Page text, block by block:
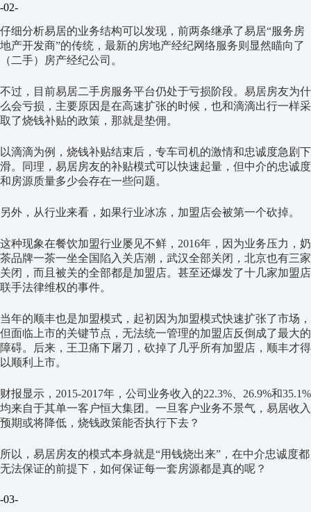
-02-
仔细分析易居的业务结构可以发现，前两条继承了易居“服务房
地产开发商”的传统，最新的房地产经纪网络服务则显然瞄向了
（二手）房产经纪公司。
不过，目前易居二手房服务平台仍处于亏损阶段。易居房友为什
么会亏损，主要原因是在高速扩张的时候，也和滴滴出行一样采
取了烧钱补贴的政策，那就是垫佣。
以滴滴为例，烧钱补贴结束后，专车司机的激情和忠诚度急剧下
滑。同理，易居房友的补贴模式可以快速起量，但中介的忠诚度
和房源质量多少会存在一些问题。
另外，从行业来看，如果行业冰冻，加盟店会被第一个砍掉。
这种现象在餐饮加盟行业屡见不鲜，2016年，因为业务压力，奶
茶品牌一茶一坐全国陷入关店潮，武汉全部关闭，北京也有三家
关闭，而且被关的全部都是加盟店。甚至还爆发了十几家加盟店
联手法律维权的事件。
当年的顺丰也是加盟模式，起初因为加盟模式快速扩张了市场，
但面临上市的关键节点，无法统一管理的加盟店反倒成了最大的
障碍。后来，王卫痛下屠刀，砍掉了几乎所有加盟店，顺丰才得
以顺利上市。
财报显示，2015-2017年，公司业务收入的22.3%、26.9%和35.1%
均来自于其单一客户恒大集团。一旦客户业务不景气，易居收入
预期或将降低，烧钱政策能否执行下去？
所以，易居房友的模式本身就是“用钱烧出来”，在中介忠诚度都
无法保证的前提下，如何保证每一套房源都是真的呢？
-03-